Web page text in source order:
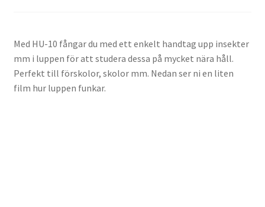
USB-minne / Hårddisk
Förvaring
Med HU-10 fångar du med ett enkelt handtag upp insekter
mm i luppen för att studera dessa på mycket nära håll.
Perfekt till förskolor, skolor mm. Nedan ser ni en liten
film hur luppen funkar.